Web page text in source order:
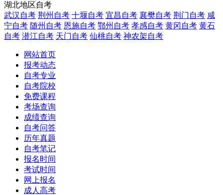
湖北地区自考
武汉自考 荆州自考 十堰自考 宜昌自考 襄樊自考 荆门自考 咸
宁自考 随州自考 恩施自考 鄂州自考 孝感自考 黄冈自考 黄石
自考 潜江自考 天门自考 仙桃自考 神农架自考
网站首页
报考动态
自考专业
自考院校
免费课程
考场查询
成绩查询
自考问答
历年真题
自考笔记
报名时间
考试时间
网上报名
成人高考